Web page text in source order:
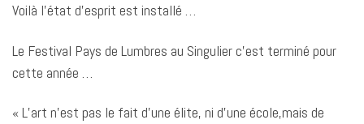
Voilà l’état d’esprit est installé …
Le Festival Pays de Lumbres au Singulier c’est terminé pour
cette année …
« L’art n’est pas le fait d’une élite, ni d’une école,mais de